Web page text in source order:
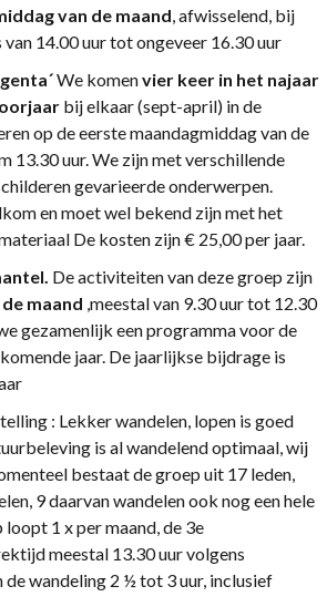
van de maand, afwisselend, bij
van 14.00 uur tot ongeveer 16.30 uur
We komenvier keer in het najaar
bij elkaar (sept-april) in de
op de eerste maandagmiddag van de
13.30 uur. We zijn met verschillende
gevarieerde onderwerpen.
en moet wel bekend zijn met het
De kosten zijn € 25,00 per jaar.
. De activiteiten van deze groep zijn
maand ,meestal van 9.30 uur tot 12.30
gezamenlijk een programma voor de
jaar. De jaarlijkse bijdrage is
: Lekker wandelen, lopen is goed
is al wandelend optimaal, wij
bestaat de groep uit 17 leden,
9 daarvan wandelen ook nog een hele
1 x per maand, de 3e
meestal 13.30 uur volgens
de wandeling 2 ½ tot 3 uur, inclusief